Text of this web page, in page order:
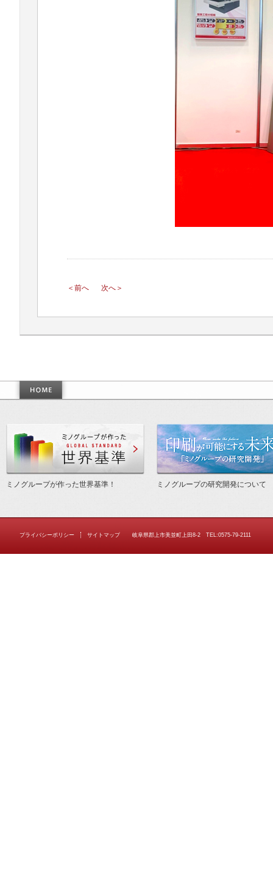
＜前へ 次へ＞
作った世界基準
ミノグループが作った世界基準！ ミノグループの研究開発について
プライバシーポリシー サイトマップ 岐阜県郡上市美並町上田8-2 TEL:0575-79-2111